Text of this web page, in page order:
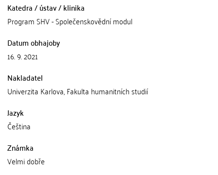
Katedra / ústav / klinika
Program SHV - Společenskovědní modul
Datum obhajoby
16. 9. 2021
Nakladatel
Univerzita Karlova, Fakulta humanitních studií
Jazyk
Čeština
Známka
Velmi dobře